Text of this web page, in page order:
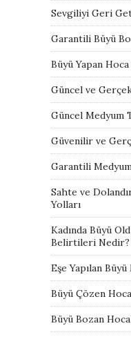
Sevgiliyi Geri
Garantili Büyü
Büyü Yapan
Güncel ve
Güncel Medyum
Güvenilir ve
Garantili
Sahte ve
Yolları
Kadında Büyü
Belirtileri Nedir?
Eşe Yapılan
Büyü Çözen
Büyü Bozan